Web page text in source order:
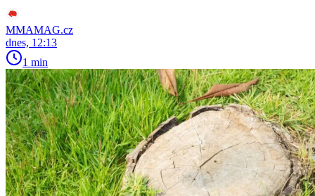
MMAMAG.cz
dnes, 12:13
1 min